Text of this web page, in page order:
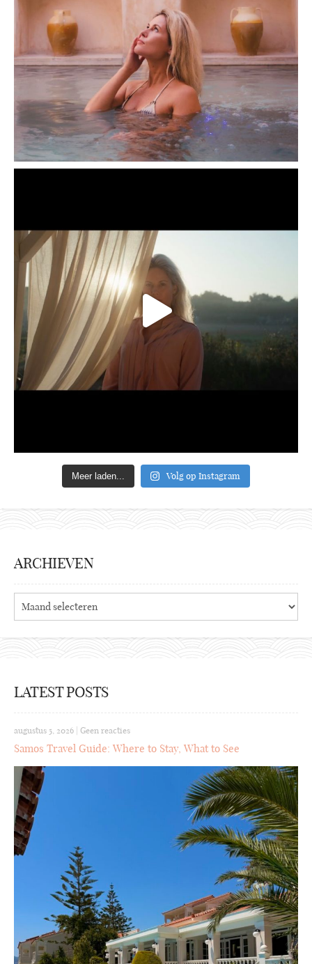
Meer laden... Volg op Instagram
ARCHIEVEN
Archieven
LATEST POSTS
augustus 5, 2026 | Geen reacties
Samos Travel Guide: Where to Stay, What to See